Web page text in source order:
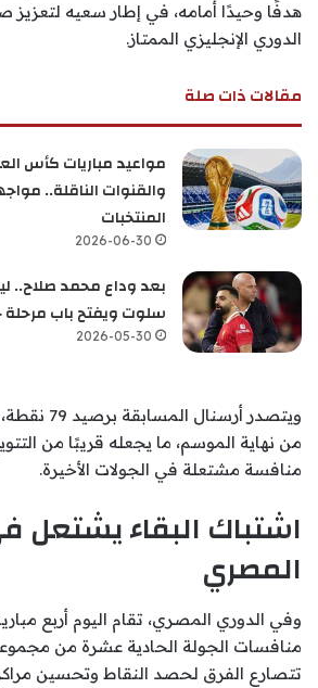
هدفًا وحيدًا أمامه، في إطار سعيه لتعزيز
الدوري الإنجليزي الممتاز.
مقالات ذات صلة
والقنوات الناقلة..
المنتخبات
2026-06-30
بعد وداع محمد صلاح..
سلوت ويفتح باب مرحلة
2026-05-30
ويتصدر
من نهاية الموسم، ما يجعله قريبًا من
منافسة مشتعلة في الجولات الأخيرة.
اشتباك البقاء يشتعل
المصري
وفي الدوري المصري، تقام اليوم أربع
منافسات الجولة الحادية عشرة من
تتصارع الفرق لحصد النقاط وتحسين